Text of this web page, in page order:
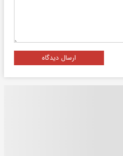
ارسال دیدگاه